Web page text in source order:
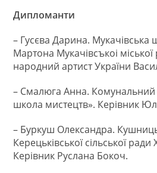
Дипломанти
– Гусєва Дарина. Мукачiвська
Мартона Мукачiвсъкоi мiської
народний артист України
– Смалюга Анна. Комунальний
школа мистецтв». Керівник
– Буркуш Олександра.
Керецьківської сільської
Керівник Руслана Бокоч.